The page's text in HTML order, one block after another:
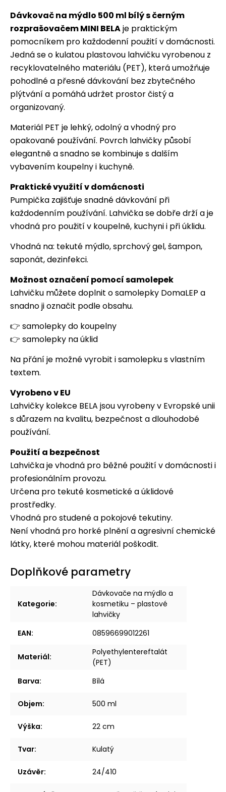
Dávkovač na mýdlo 500 ml bílý s černým
rozprašovačem MINI BELAje praktickým
pomocníkem pro každodenní použití v domácnosti.
Jedná se o kulatou plastovou lahvičku vyrobenou z
recyklovatelného materiálu (PET), která umožňuje
pohodlné a přesné dávkování bez zbytečného
plýtvání a pomáhá udržet prostor čistý a
organizovaný.
Materiál PET je lehký, odolný a vhodný pro
opakované používání. Povrch lahvičky působí
elegantně a snadno se kombinuje s dalším
vybavením koupelny i kuchyně.
Praktické využití v domácnosti
Pumpička zajišťuje snadné dávkování při
každodenním používání. Lahvička se dobře drží a je
vhodná pro použití v koupelně, kuchyni i při úklidu.
Vhodná na: tekuté mýdlo, sprchový gel, šampon,
saponát, dezinfekci.
Možnost označení pomocí samolepek
Lahvičku můžete doplnit o samolepky DomaLEP a
snadno ji označit podle obsahu.
👉 samolepky do koupelny
👉 samolepky na úklid
Na přání je možné vyrobit i samolepku s vlastním
textem.
Vyrobeno v EU
Lahvičky kolekce BELA jsou vyrobeny v Evropské unii
s důrazem na kvalitu, bezpečnost a dlouhodobé
používání.
Použití a bezpečnost
Lahvička je vhodná pro běžné použití v domácnosti i
profesionálním provozu.
Určena pro tekuté kosmetické a úklidové
prostředky.
Vhodná pro studené a pokojové tekutiny.
Není vhodná pro horké plnění a agresivní chemické
látky, které mohou materiál poškodit.
Doplňkové parametry
Kategorie:
Dávkovače na mýdlo a
kosmetiku – plastové
lahvičky
EAN: 08596699012261
Materiál:
Polyethylentereftalát
(PET)
Barva: Bílá
Objem: 500 ml
Výška: 22 cm
Tvar: Kulatý
Uzávěr: 24/410